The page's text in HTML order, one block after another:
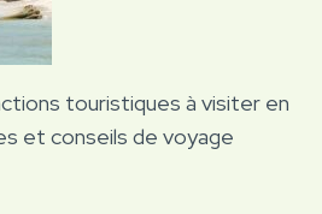
touristiques à visiter en
et conseils de voyage